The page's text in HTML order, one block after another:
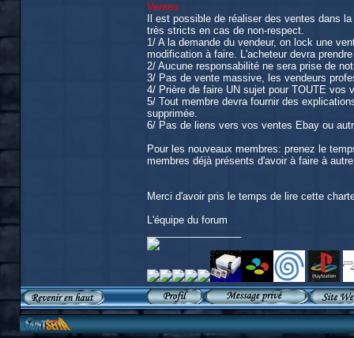
Ventes :
Il est possible de réaliser des ventes dans
très stricts en cas de non-respect.
1/ A la demande du vendeur, on lock une
modification à faire. L'acheteur devra
2/ Aucune responsabilité ne sera prise de
3/ Pas de vente massive, les vendeurs
4/ Prière de faire UN sujet pour TOUTE vos
5/ Tout membre devra fournir des
supprimée.
6/ Pas de liens vers vos ventes Ebay ou
Pour les nouveaux membres: prenez le
membres déjà présents d'avoir à faire à
Merci d'avoir pris le temps de lire cette
L'équipe du forum